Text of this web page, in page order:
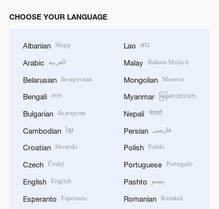
CHOOSE YOUR LANGUAGE
Albanian Shqip
Arabic العربية
Belarusian Беларуская
Bengali বাংলা
Bulgarian Български
Cambodian ខ្មែរ
Croatian Hrvatski
Czech Český
English English
Esperanto Esperanto
Lao ລາວ
Malay Bahasa Melayu
Mongolian Монгол
Myanmar မြန်မာဘာသာ
Nepali नेपाली
Persian فارسی
Polish Polski
Portuguese Português
Pashto پښتو
Romanian Română